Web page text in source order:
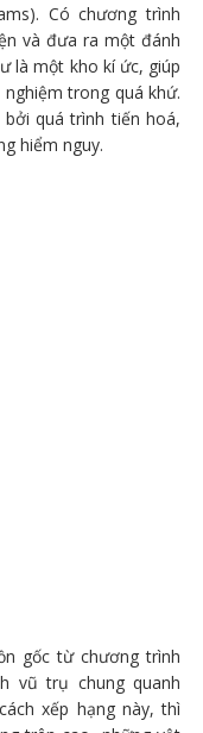
Có chương trình
và đưa ra một đánh
là một kho kí ức, giúp
trong quá khứ.
quá trình tiến hoá,
hiểm nguy.
gốc từ chương trình
vũ trụ chung quanh
xếp hạng này, thì